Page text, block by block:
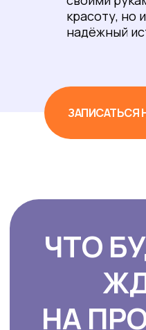
есть заказы: они в
рисунков.
Татьяна
Новосибирск,
ЗАПИСАТЬСЯ
красоту, но
надёжный